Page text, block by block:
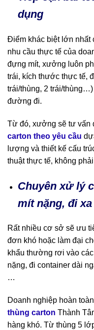
dụng
Điểm khác biệt lớn nhất
nhu cầu thực tế của
đựng mít, xưởng luôn
trái, kích thước thực tế,
trái/thùng, 2 trái/
đường đi.
Từ đó, xưởng sẽ tư vấn
carton theo yêu cầu
lượng và thiết kế cấu
thuật thực tế, không
Chuyên xử lý
mít nặng, đi xa
Rất nhiều cơ sở sẽ ưu
đơn khó hoặc làm đại
khẩu thường rơi vào
nặng, đi container dài
…
Doanh nghiệp hoàn
thùng carton Thành
hàng khó. Từ thùng 5